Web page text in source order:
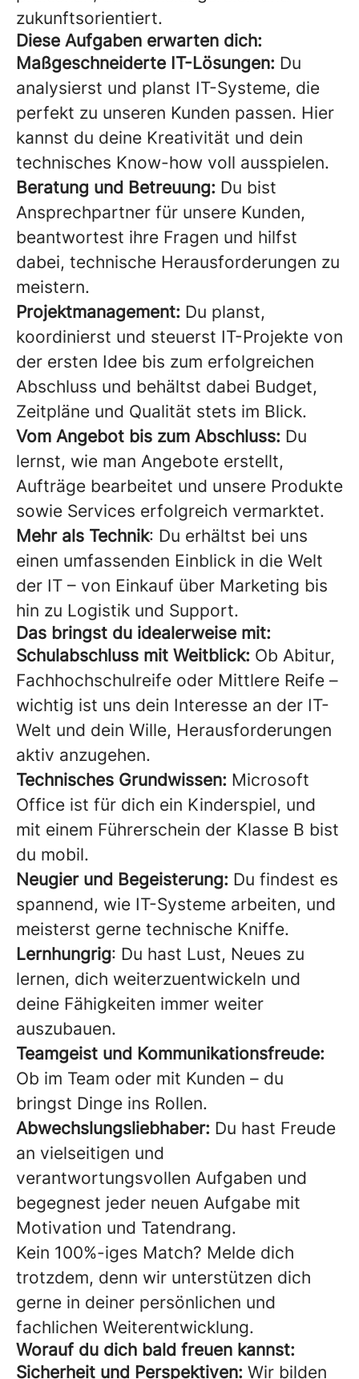
zukunftsorientiert.
Diese Aufgaben erwarten dich:
Maßgeschneiderte IT-Lösungen: Du
analysierst und planst IT-Systeme, die
perfekt zu unseren Kunden passen. Hier
kannst du deine Kreativität und dein
technisches Know-how voll ausspielen.
Beratung und Betreuung: Du bist
Ansprechpartner für unsere Kunden,
beantwortest ihre Fragen und hilfst
dabei, technische Herausforderungen zu
meistern.
Projektmanagement: Du planst,
koordinierst und steuerst IT-Projekte von
der ersten Idee bis zum erfolgreichen
Abschluss und behältst dabei Budget,
Zeitpläne und Qualität stets im Blick.
Vom Angebot bis zum Abschluss: Du
lernst, wie man Angebote erstellt,
Aufträge bearbeitet und unsere Produkte
sowie Services erfolgreich vermarktet.
Mehr als Technik: Du erhältst bei uns
einen umfassenden Einblick in die Welt
der IT – von Einkauf über Marketing bis
hin zu Logistik und Support.
Das bringst du idealerweise mit:
Schulabschluss mit Weitblick: Ob Abitur,
Fachhochschulreife oder Mittlere Reife –
wichtig ist uns dein Interesse an der IT-
Welt und dein Wille, Herausforderungen
aktiv anzugehen.
Technisches Grundwissen: Microsoft
Office ist für dich ein Kinderspiel, und
mit einem Führerschein der Klasse B bist
du mobil.
Neugier und Begeisterung: Du findest es
spannend, wie IT-Systeme arbeiten, und
meisterst gerne technische Kniffe.
Lernhungrig: Du hast Lust, Neues zu
lernen, dich weiterzuentwickeln und
deine Fähigkeiten immer weiter
auszubauen.
Teamgeist und Kommunikationsfreude:
Ob im Team oder mit Kunden – du
bringst Dinge ins Rollen.
Abwechslungsliebhaber: Du hast Freude
an vielseitigen und
verantwortungsvollen Aufgaben und
begegnest jeder neuen Aufgabe mit
Motivation und Tatendrang.
Kein 100%-iges Match? Melde dich
trotzdem, denn wir unterstützen dich
gerne in deiner persönlichen und
fachlichen Weiterentwicklung.
Worauf du dich bald freuen kannst:
Sicherheit und Perspektiven: Wir bilden